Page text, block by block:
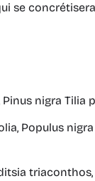
se
nigra
Populus nigra